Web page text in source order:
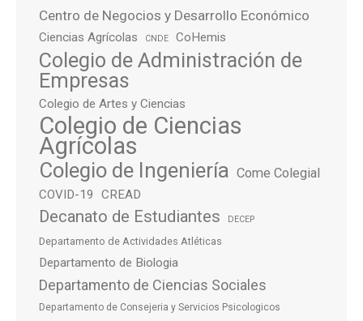
Centro de Negocios y Desarrollo Económico
Ciencias Agrícolas CNDE CoHemis
Colegio de Administración de
Empresas
Colegio de Artes y Ciencias
Colegio de Ciencias
Agrícolas
Colegio de Ingeniería Come Colegial
COVID-19 CREAD
Decanato de Estudiantes DECEP
Departamento de Actividades Atléticas
Departamento de Biologia
Departamento de Ciencias Sociales
Departamento de Consejeria y Servicios Psicologicos